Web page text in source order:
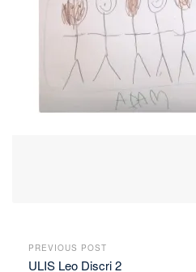
PREVIOUS POST
ULIS Leo Discri 2